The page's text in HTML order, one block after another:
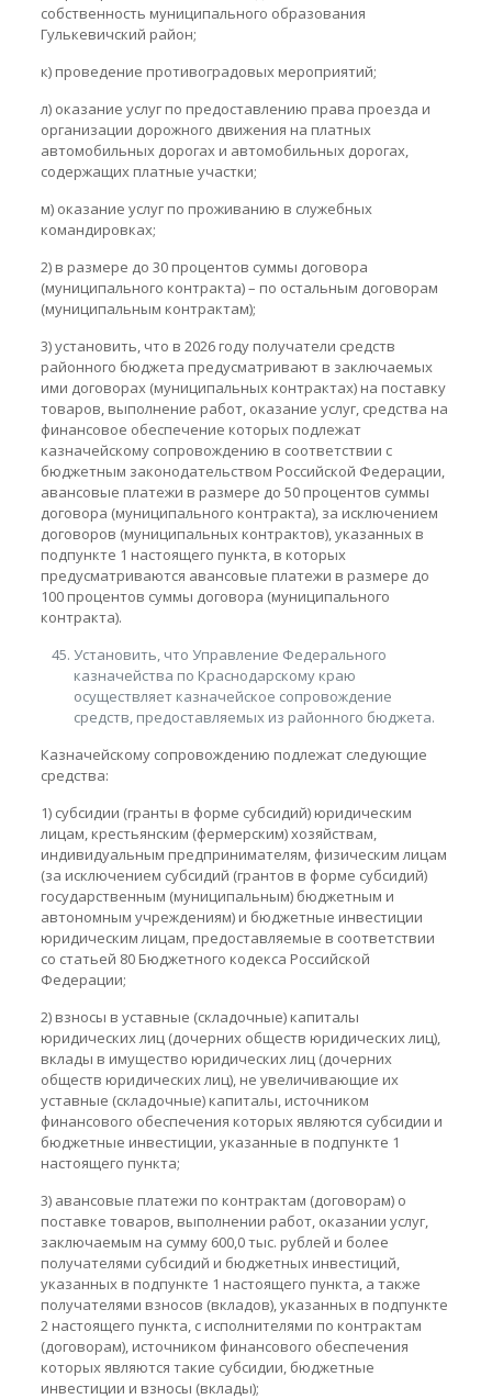
собственность муниципального образования
Гулькевичский район;
к) проведение противоградовых мероприятий;
л) оказание услуг по предоставлению права проезда и
организации дорожного движения на платных
автомобильных дорогах и автомобильных дорогах,
содержащих платные участки;
м) оказание услуг по проживанию в служебных
командировках;
2) в размере до 30 процентов суммы договора
(муниципального контракта) – по остальным договорам
(муниципальным контрактам);
3) установить, что в 2026 году получатели средств
районного бюджета предусматривают в заключаемых
ими договорах (муниципальных контрактах) на поставку
товаров, выполнение работ, оказание услуг, средства на
финансовое обеспечение которых подлежат
казначейскому сопровождению в соответствии с
бюджетным законодательством Российской Федерации,
авансовые платежи в размере до 50 процентов суммы
договора (муниципального контракта), за исключением
договоров (муниципальных контрактов), указанных в
подпункте 1 настоящего пункта, в которых
предусматриваются авансовые платежи в размере до
100 процентов суммы договора (муниципального
контракта).
Установить, что Управление Федерального
казначейства по Краснодарскому краю
осуществляет казначейское сопровождение
средств, предоставляемых из районного бюджета.
Казначейскому сопровождению подлежат следующие
средства:
1) субсидии (гранты в форме субсидий) юридическим
лицам, крестьянским (фермерским) хозяйствам,
индивидуальным предпринимателям, физическим лицам
(за исключением субсидий (грантов в форме субсидий)
государственным (муниципальным) бюджетным и
автономным учреждениям) и бюджетные инвестиции
юридическим лицам, предоставляемые в соответствии
со статьей 80 Бюджетного кодекса Российской
Федерации;
2) взносы в уставные (складочные) капиталы
юридических лиц (дочерних обществ юридических лиц),
вклады в имущество юридических лиц (дочерних
обществ юридических лиц), не увеличивающие их
уставные (складочные) капиталы, источником
финансового обеспечения которых являются субсидии и
бюджетные инвестиции, указанные в подпункте 1
настоящего пункта;
3) авансовые платежи по контрактам (договорам) о
поставке товаров, выполнении работ, оказании услуг,
заключаемым на сумму 600,0 тыс. рублей и более
получателями субсидий и бюджетных инвестиций,
указанных в подпункте 1 настоящего пункта, а также
получателями взносов (вкладов), указанных в подпункте
2 настоящего пункта, с исполнителями по контрактам
(договорам), источником финансового обеспечения
которых являются такие субсидии, бюджетные
инвестиции и взносы (вклады);